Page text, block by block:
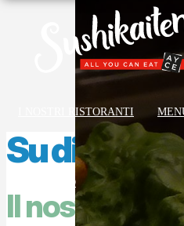
I NOSTRI RISTORANTI
GIFT CARD
Su di noi
Il nostro